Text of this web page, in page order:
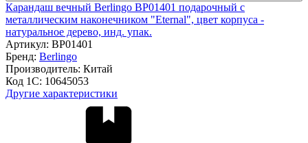
Карандаш вечный Berlingo BP01401 подарочный с
металлическим наконечником "Eternal", цвет корпуса -
натуральное дерево, инд. упак.
Артикул: BP01401
Бренд: Berlingo
Производитель: Китай
Код 1С: 10645053
Другие характеристики